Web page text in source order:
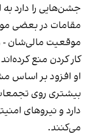
جشن‌هایی را دارد به
مقامات در بعضی
موقعیت مالی‌شان -
کار کردن منع
او افزود بر اساس
بیشتری روی
دارد و نیروهای
می‌کنند.